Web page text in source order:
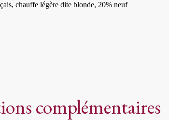
chauffe légère dite blonde, 20% neuf
complémentaires